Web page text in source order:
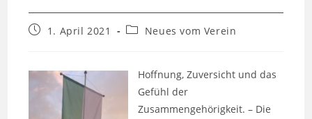
Beitrag1. April 2021
Beitrags-
Neues vom Verein
Hoffnung, Zuversicht und das
Gefühl der
Zusammengehörigkeit. – Die